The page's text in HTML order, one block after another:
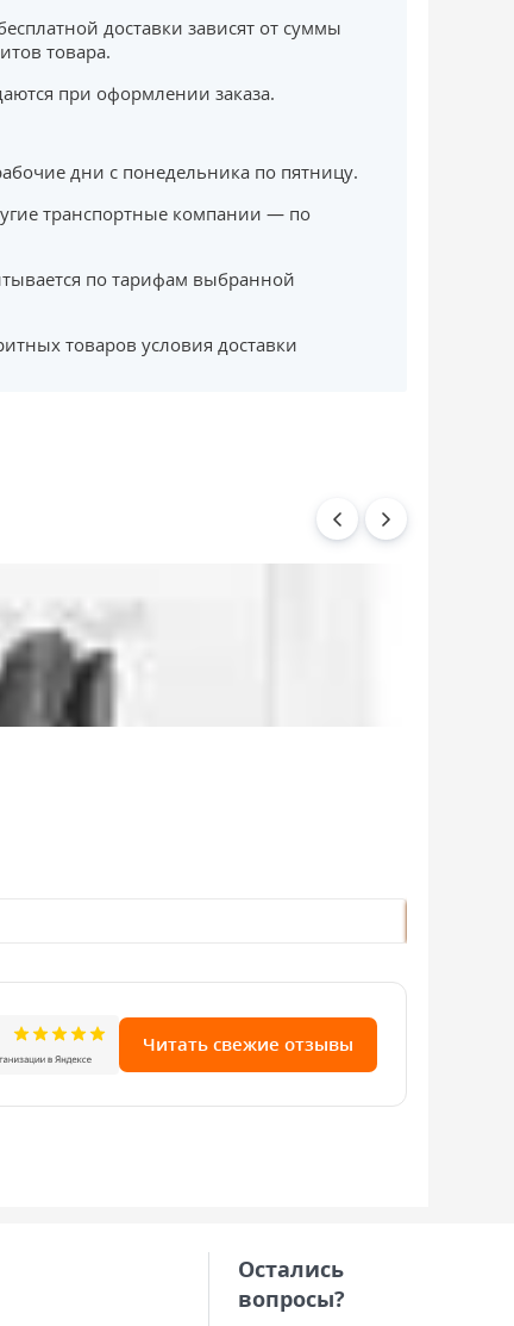
доставки зависят от суммы
товара.
при оформлении заказа.
дни с понедельника по пятницу.
транспортные компании — по
по тарифам выбранной
товаров условия доставки
Читать свежие отзывы
Остались
вопросы?